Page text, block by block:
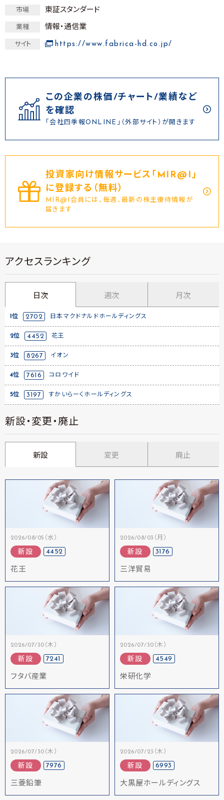
市場 東証スタンダード
業種 情報・通信業
サイト https://www.fabrica-hd.co.jp/
この企業の株価/チャート/業績など
を確認
「会社四季報ONLINE」（外部サイト）が開きます
投資家向け情報サービス｢MIR@I｣
に登録する（無料）
MIR@I会員には、毎週、最新の株主優待情報が
届きます
アクセスランキング
日次 週次 月次
1位 2702 日本マクドナルドホールディングス
2位 4452 花王
3位 8267 イオン
4位 7616 コロワイド
5位 3197 すかいらーくホールディングス
新設・変更・廃止
新設 変更 廃止
2026/08/05（水）
新設 4452
花王
2026/08/03（月）
新設 3176
三洋貿易
2026/07/30（木）
新設 7241
フタバ産業
2026/07/30（木）
新設 4549
栄研化学
2026/07/30（木）
新設 7976
三菱鉛筆
2026/07/23（木）
新設 6993
大黒屋ホールディングス